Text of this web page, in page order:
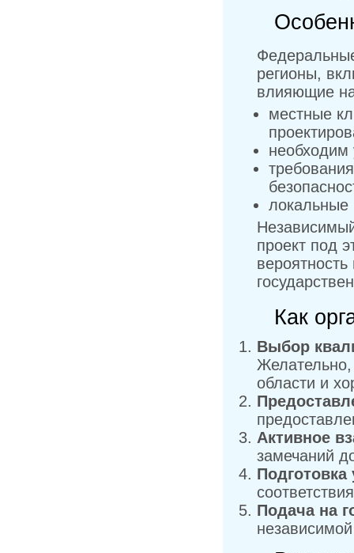
регионы,
влияющие на
местные
необходим
локальные
проект под
Как
Выбор
области и
Активное
замечаний
Подача на